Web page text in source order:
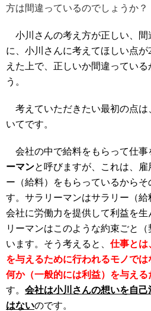
方は間違っているのでしょうか？
小川さんの考え方が正しい、間
に、小川さんに考えてほしい点
えた上で、正しいか間違ってい
う。
考えていただきたい最初の点は
いてです。
会社の中で給料をもらって仕事
ーマンと呼びますが、これは、
ー（給料）をもらっているからそ
す。サラリーマンはサラリー（給
会社に労働力を提供して利益を
リーマンはこのような約束ごと
います。そう考えると、 仕事とは
を与えるために行われるモノで
何か（一般的には利益） を与える
す。 会社は小川さんの想いを自
はないのです。